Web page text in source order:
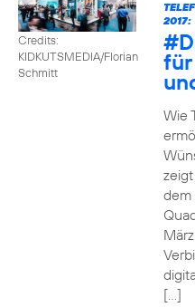
Credits:
KIDKUTSMEDIA/Florian
Schmitt
2017:
Wie
dem
[…]